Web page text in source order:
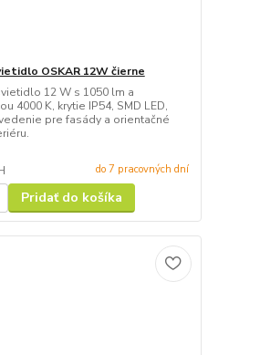
OSKAR 12W čierne
12 W s 1050 lm a
4000 K, krytie IP54, SMD LED,
pre fasády a orientačné
do 7 pracovných dní
Pridať do košíka